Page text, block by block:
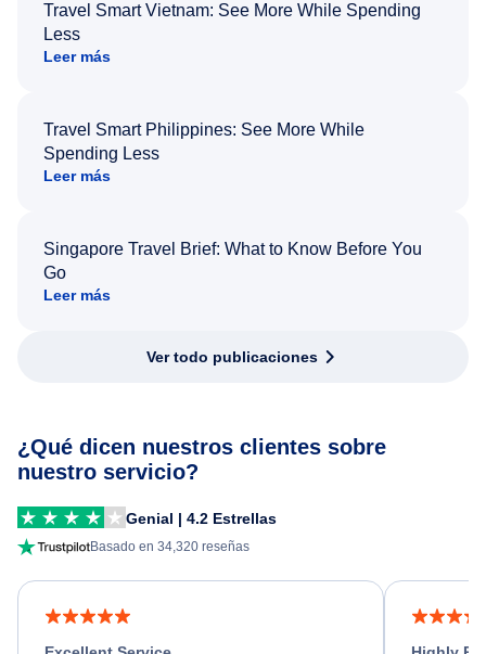
Travel Smart Vietnam: See More While Spending
Less
Leer más
Travel Smart Philippines: See More While
Spending Less
Leer más
Singapore Travel Brief: What to Know Before You
Go
Leer más
Ver todo publicaciones
¿Qué dicen nuestros clientes sobre
nuestro servicio?
Genial | 4.2 Estrellas
Basado en 34,320 reseñas